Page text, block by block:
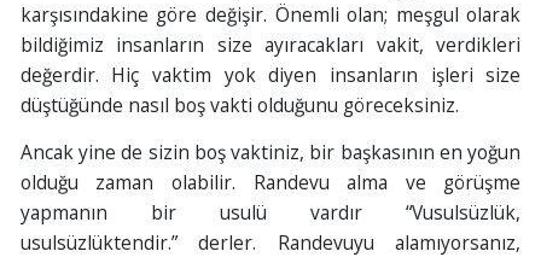
karşısındakine göre değişir. Önemli olan; meşgul olarak
bildiğimiz insanların size ayıracakları vakit, verdikleri
değerdir. Hiç vaktim yok diyen insanların işleri size
düştüğünde nasıl boş vakti olduğunu göreceksiniz.
Ancak yine de sizin boş vaktiniz, bir başkasının en yoğun
olduğu zaman olabilir. Randevu alma ve görüşme
yapmanın bir usulü vardır “Vusulsüzlük,
usulsüzlüktendir.” derler. Randevuyu alamıyorsanız,